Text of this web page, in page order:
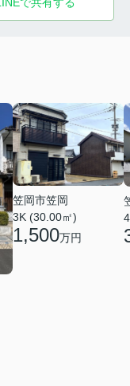
笠岡市笠岡
3K (30.00㎡)
1,500万円